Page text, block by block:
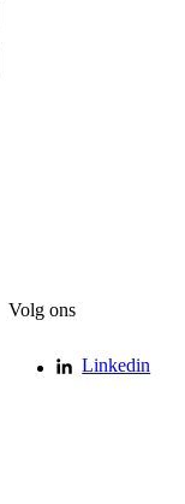
Volg ons
Linkedin